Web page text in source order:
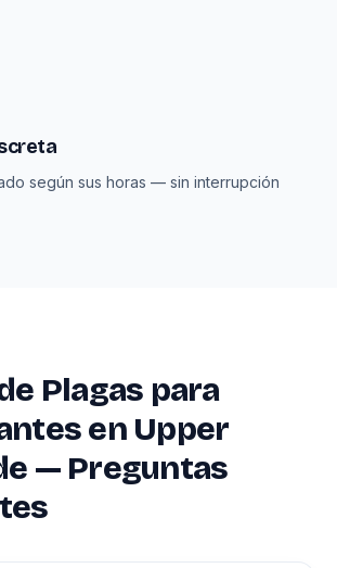
según sus horas — sin interrupción
Plagas para
en Upper
— Preguntas